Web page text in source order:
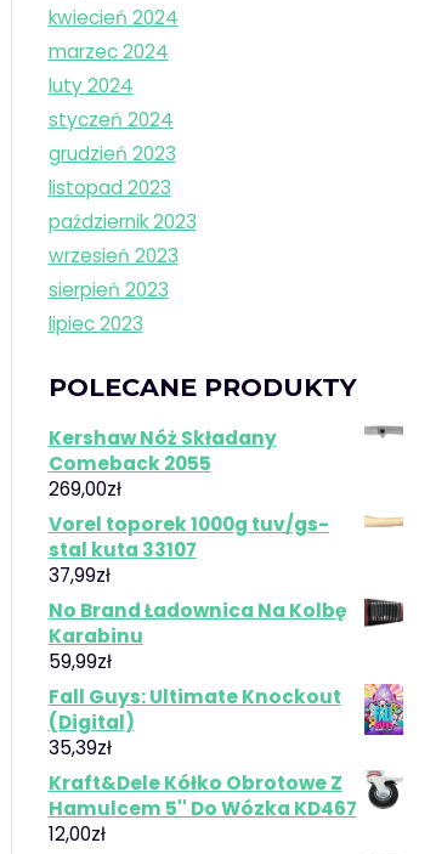
kwiecień 2024
marzec 2024
luty 2024
styczeń 2024
grudzień 2023
listopad 2023
październik 2023
wrzesień 2023
sierpień 2023
lipiec 2023
POLECANE PRODUKTY
Kershaw Nóż Składany
Comeback 2055
269,00zł
Vorel toporek 1000g tuv/gs-
stal kuta 33107
37,99zł
No Brand Ładownica Na Kolbę
Karabinu
59,99zł
Fall Guys: Ultimate Knockout
(Digital)
35,39zł
Kraft&Dele Kółko Obrotowe Z
Hamulcem 5'' Do Wózka KD467
12,00zł